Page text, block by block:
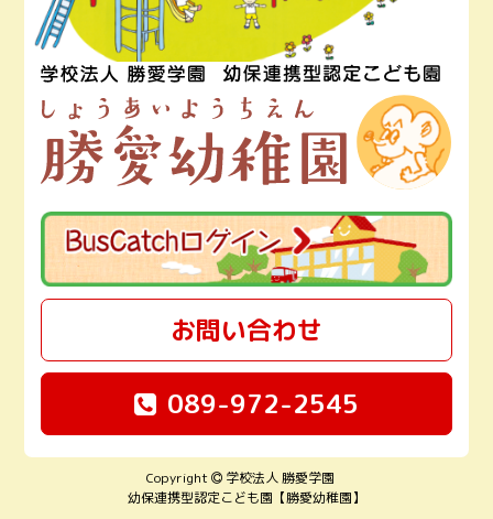
お問い合わせ
089-972-2545
Copyright
学校法人 勝愛学園
幼保連携型認定こども園【勝愛幼稚園】